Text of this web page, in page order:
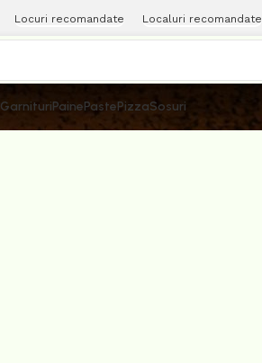
Locuri recomandate Localuri recomandate
GarnituriPainePastePizzaSosuri